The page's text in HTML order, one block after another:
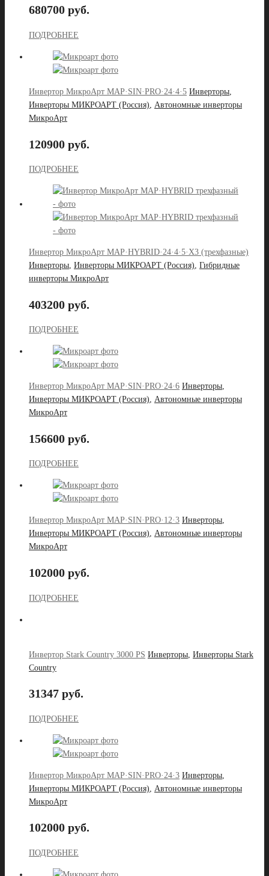
680700 руб.
ПОДРОБНЕЕ
Инвертор МикроАрт MAP·SIN·PRO·24·4·5 Инверторы
Инверторы МИКРОАРТ (Россия)
Автономные инверторы
МикроАрт
120900 руб.
ПОДРОБНЕЕ
Инвертор МикроАрт MAP·HYBRID·24·4·5·X3 (трехфазные)
Инверторы, Инверторы МИКРОАРТ (Россия), Гибридные
инверторы МикроАрт
403200 руб.
ПОДРОБНЕЕ
Инвертор МикроАрт MAP·SIN·PRO·24·6 Инверторы,
Инверторы МИКРОАРТ (Россия), Автономные инверторы
МикроАрт
156600 руб.
ПОДРОБНЕЕ
Инвертор МикроАрт MAP·SIN·PRO·12·3 Инверторы,
Инверторы МИКРОАРТ (Россия), Автономные инверторы
МикроАрт
102000 руб.
ПОДРОБНЕЕ
Инвертор Stark Country 3000 PS Инверторы Инверторы Stark
Country
31347 руб.
ПОДРОБНЕЕ
Инвертор МикроАрт MAP·SIN·PRO·24·3 Инверторы
Инверторы МИКРОАРТ (Россия)
Автономные инверторы
МикроАрт
102000 руб.
ПОДРОБНЕЕ